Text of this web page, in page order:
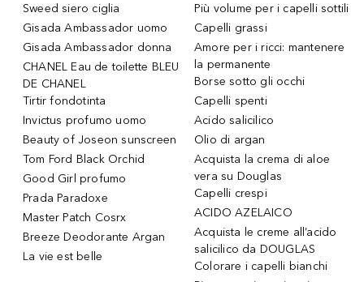
Sweed siero ciglia
Gisada Ambassador uomo
Gisada Ambassador donna
CHANEL Eau de toilette BLEU
DE CHANEL
Tirtir fondotinta
Invictus profumo uomo
Beauty of Joseon sunscreen
Tom Ford Black Orchid
Good Girl profumo
Prada Paradoxe
Master Patch Cosrx
Breeze Deodorante Argan
La vie est belle
Più volume per i capelli sottili
Capelli grassi
Amore per i ricci: mantenere
la permanente
Borse sotto gli occhi
Capelli spenti
Acido salicilico
Olio di argan
Acquista la crema di aloe
vera su Douglas
Capelli crespi
ACIDO AZELAICO
Acquista le creme all’acido
salicilico da DOUGLAS
Colorare i capelli bianchi